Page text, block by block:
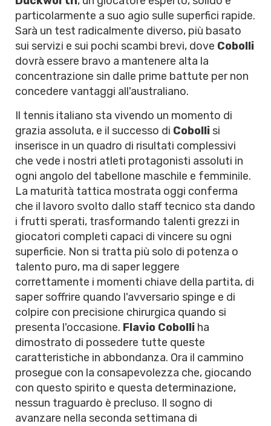
particolarmente a suo agio sulle superfici rapide.
Sarà un test radicalmente diverso, più basato
sui servizi e sui pochi scambi brevi, dove Cobolli
dovrà essere bravo a mantenere alta la
concentrazione sin dalle prime battute per non
concedere vantaggi all'australiano.
Il tennis italiano sta vivendo un momento di
grazia assoluta, e il successo di Cobolli si
inserisce in un quadro di risultati complessivi
che vede i nostri atleti protagonisti assoluti in
ogni angolo del tabellone maschile e femminile.
La maturità tattica mostrata oggi conferma
che il lavoro svolto dallo staff tecnico sta dando
i frutti sperati, trasformando talenti grezzi in
giocatori completi capaci di vincere su ogni
superficie. Non si tratta più solo di potenza o
talento puro, ma di saper leggere
correttamente i momenti chiave della partita, di
saper soffrire quando l'avversario spinge e di
colpire con precisione chirurgica quando si
presenta l'occasione. Flavio Cobolli ha
dimostrato di possedere tutte queste
caratteristiche in abbondanza. Ora il cammino
prosegue con la consapevolezza che, giocando
con questo spirito e questa determinazione,
nessun traguardo è precluso. Il sogno di
avanzare nella seconda settimana di